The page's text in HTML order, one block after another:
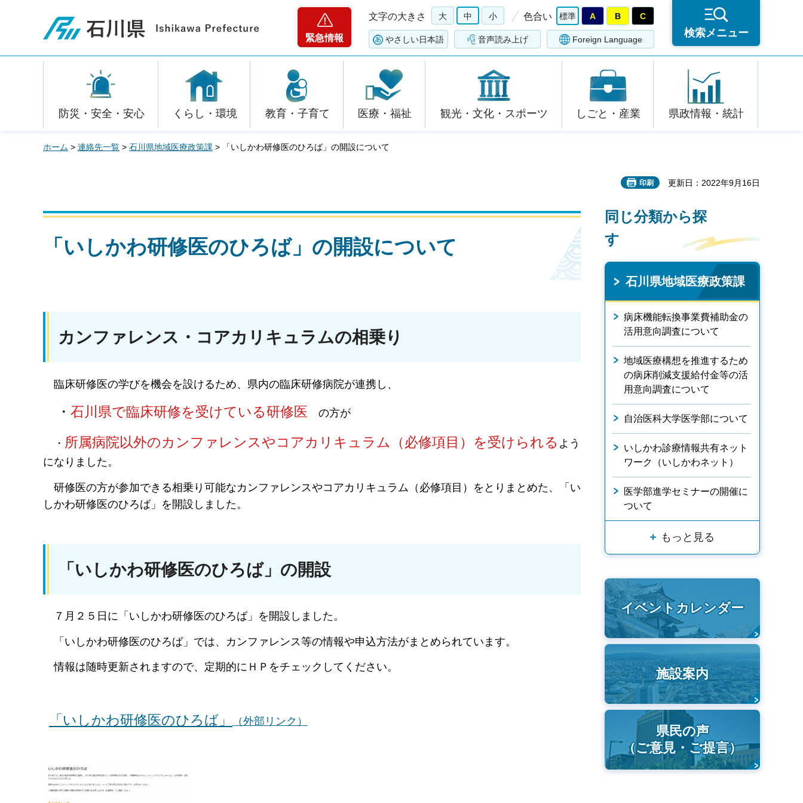
石川県
緊急情報
文字の大きさ 大 中 小 色合い 標準 A B C
やさしい日本語 音声読み上げ Foreign Language
検索メニュー
防災・安全・安心 くらし・環境 教育・子育て 医療・福祉 観光・文化・スポーツ しごと・産業 県政情報・統計
ホーム > 連絡先一覧 > 石川県地域医療政策課 > 「いしかわ研修医のひろば」の開設について
印刷 更新日：2022年9月16日
「いしかわ研修医のひろば」の開設について
カンファレンス・コアカリキュラムの相乗り
臨床研修医の学びを機会を設けるため、県内の臨床研修病院が連携し、
・ 石川県で臨床研修を受けている研修医 の方が
・ 所属病院以外のカンファレンスやコアカリキュラム（必修項目）を受けられる よう
になりました。
研修医の方が参加できる相乗り可能なカンファレンスやコアカリキュラム（必修項目）をとりまとめた、「い
しかわ研修医のひろば」を開設しました。
「いしかわ研修医のひろば」の開設
７月２５日に「いしかわ研修医のひろば」を開設しました。
「いしかわ研修医のひろば」では、カンファレンス等の情報や申込方法がまとめられています。
情報は随時更新されますので、定期的にＨＰをチェックしてください。
「いしかわ研修医のひろば」 （外部リンク）
同じ分類から探
す
石川県地域医療政策課
病床機能転換事業費補助金の
活用意向調査について
地域医療構想を推進するため
の病床削減支援給付金等の活
用意向調査について
自治医科大学医学部について
いしかわ診療情報共有ネット
ワーク（いしかわネット）
医学部進学セミナーの開催に
ついて
もっと見る
イベントカレンダー
施設案内
県民の声
（ご意見・ご提言）